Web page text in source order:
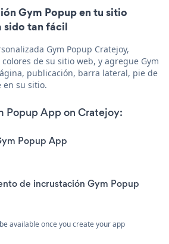
Gym Popup en tu sitio
sido tan fácil
Gym Popup Cratejoy,
de su sitio web, y agregue Gym
publicación, barra lateral, pie de
en su sitio.
Popup App on Cratejoy:
Popup App
de incrustación Gym Popup
available once you create your app